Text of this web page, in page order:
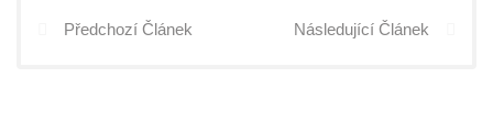
Předchozí Článek Následující Článek